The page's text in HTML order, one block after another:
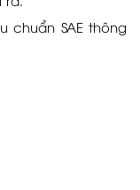
chuẩn SAE thông